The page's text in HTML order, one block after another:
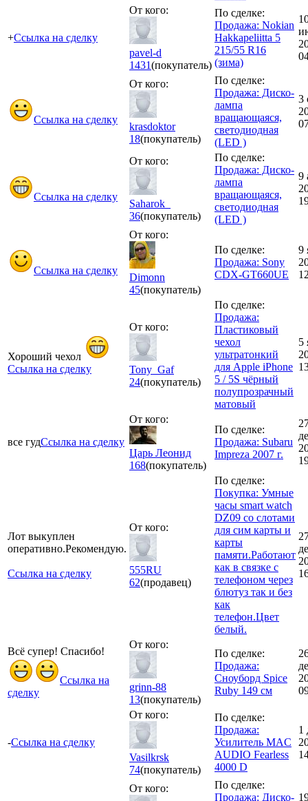
+Ссылка на сделку
От кого:
pavel-d
1431(покупатель)
По сделке:
Продажа: Nokian
Hakkapeliitta 5
215/55 R16
(зима)
Ссылка на сделку
От кого:
krasdoktor
18(покупатель)
По сделке:
Продажа: Диско-
лампа
вращающаяся,
светодиодная
(LED )
3
Ссылка на сделку
От кого:
Saharok_
36(покупатель)
По сделке:
Продажа: Диско-
лампа
вращающаяся,
светодиодная
(LED )
9
Ссылка на сделку
От кого:
Dimonn
45(покупатель)
По сделке:
Продажа: Sony
CDX-GT660UE
9
Хороший чехол
Ссылка на сделку
От кого:
Tony_Gaf
24(покупатель)
По сделке:
Продажа:
Пластиковый
чехол
ультратонкий
для Apple iPhone
5 / 5S чёрный
полупрозрачный
матовый
5
все гудСсылка на сделку
От кого:
Царь Леонид
168(покупатель)
По сделке:
Продажа: Subaru
Impreza 2007 г.
Лот выкуплен
оперативно.Рекомендую.
Ссылка на сделку
От кого:
555RU
62(продавец)
По сделке:
Покупка: Умные
часы smart watch
DZ09 со слотами
для сим карты и
карты
памяти.Работают
как в связке с
телефоном через
блютуз так и без
как
телефон.Цвет
белый.
Всё супер! Спасибо!
Ссылка на
сделку
От кого:
grinn-88
13(покупатель)
По сделке:
Продажа:
Сноуборд Spice
Ruby 149 см
-Ссылка на сделку
От кого:
Vasilkrsk
74(покупатель)
По сделке:
Продажа:
Усилитель MAC
AUDIO Fearless
4000 D
1
От кого:
По сделке:
Продажа: Диско-